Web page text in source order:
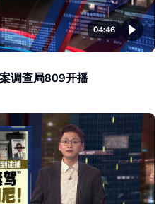
04:46
调查局809开播